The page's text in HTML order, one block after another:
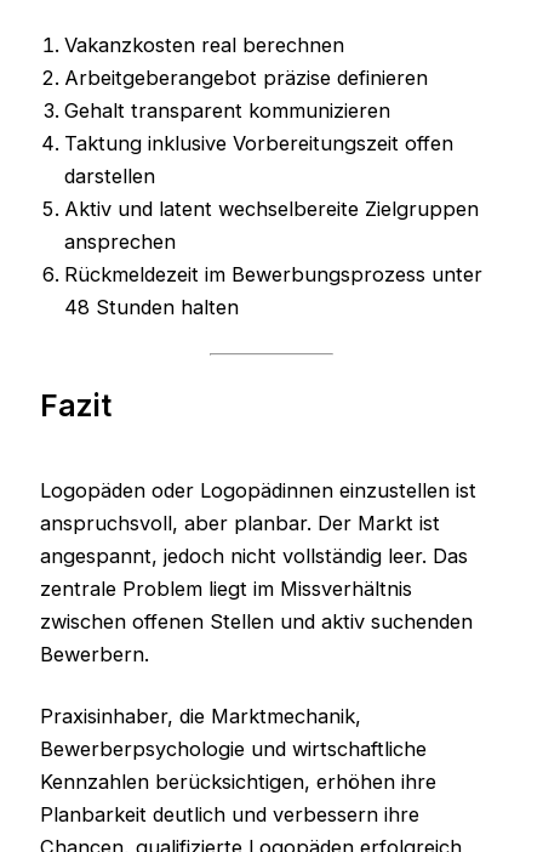
Vakanzkosten real berechnen
Arbeitgeberangebot präzise definieren
Gehalt transparent kommunizieren
Taktung inklusive Vorbereitungszeit offen
darstellen
Aktiv und latent wechselbereite Zielgruppen
ansprechen
Rückmeldezeit im Bewerbungsprozess unter
48 Stunden halten
Fazit
Logopäden oder Logopädinnen einzustellen ist
anspruchsvoll, aber planbar. Der Markt ist
angespannt, jedoch nicht vollständig leer. Das
zentrale Problem liegt im Missverhältnis
zwischen offenen Stellen und aktiv suchenden
Bewerbern.
Praxisinhaber, die Marktmechanik,
Bewerberpsychologie und wirtschaftliche
Kennzahlen berücksichtigen, erhöhen ihre
Planbarkeit deutlich und verbessern ihre